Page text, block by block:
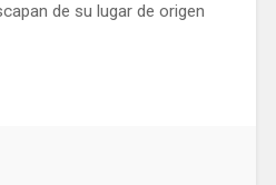
de su lugar de origen